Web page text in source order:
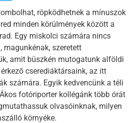
röpködhetnek a mínuszok
minden körülmények között a
Egy miskolci számára nincs
magunkénak, szeretett
amit büszkén mutogatunk alföldi
cserediáktársaink, az itt
számára. Egyik kedvencünk a téli
fotóriporter kollégánk több órát
olvasóinknak, milyen
környéke.